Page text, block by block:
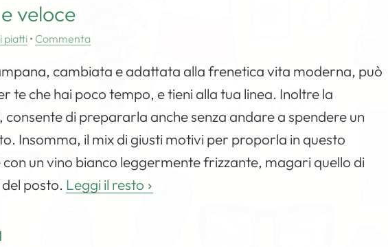
veloce
piatti• Commenta
cambiata e adattata alla frenetica vita moderna, può
te che hai poco tempo, e tieni alla tua linea. Inoltre la
di prepararla anche senza andare a spendere un
Insomma, il mix di giusti motivi per proporla in questo
un vino bianco leggermente frizzante, magari quello di
posto. Leggi il resto